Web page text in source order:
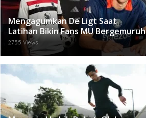
Mengagumkan De Ligt Saat
Latihan Bikin Fans MU Bergemuruh
2755 Views